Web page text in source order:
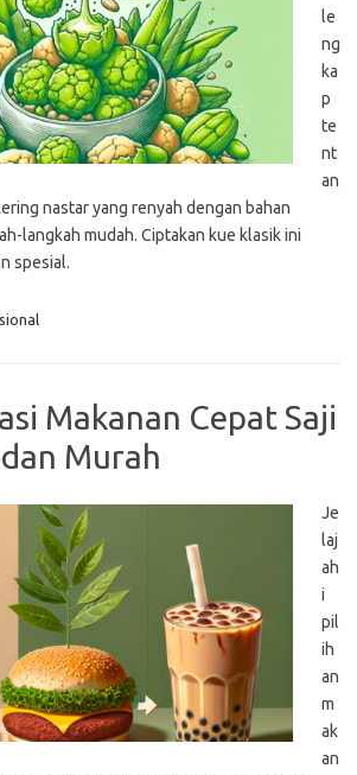
le
ng
ka
p
te
nt
an
nastar yang renyah dengan bahan
langkah mudah. Ciptakan kue klasik ini
spesial.
Makanan Cepat Saji
Murah
Je
laj
ah
i
pil
ih
an
m
ak
an